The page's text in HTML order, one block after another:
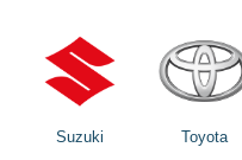
Suzuki Toyota